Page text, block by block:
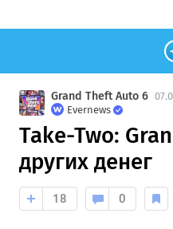
Grand Theft Auto 6
Evernews
Take-Two:
других денег
18 0